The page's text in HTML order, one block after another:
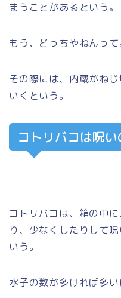
まうことがあるという。
もう、どっちやねんって
その際には、内蔵がね
いくという。
コトリバコは呪
コトリバコは、箱の中
り、少なくしたりして
いう。
水子の数が多ければ多